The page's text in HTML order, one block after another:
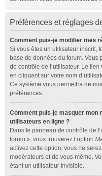
Préférences et réglages
Comment puis-je modifier mes
Si vous êtes un utilisateur inscrit,
base de données du forum. Vous
de contrôle de l’utilisateur. Le
en cliquant sur votre nom
Ce système vous permettra de
préférences.
Comment puis-je masquer mon
utilisateurs en ligne ?
Dans le panneau de contrôle de
forum », vous trouverez l’option
activez cette option, vous ne
modérateurs et de vous-même.
étant un utilisateur invisible.